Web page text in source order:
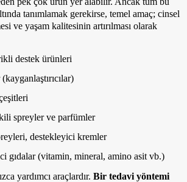
tanımlamak gerekirse, temel amaç; cinsel
ve yaşam kalitesinin artırılması olarak
destek ürünleri
spreyler ve parfümler
destekleyici kremler
gıdalar (vitamin, mineral, amino asit vb.)
yardımcı araçlardır. Bir tedavi yöntemi